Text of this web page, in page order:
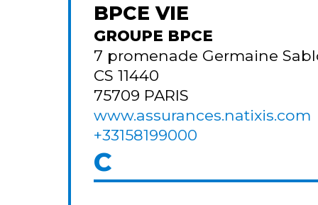
BPCE VIE
GROUPE BPCE
7 promenade Germaine
CS 11440
75709 PARIS
www.assurances.natixis.com
+33158199000
C